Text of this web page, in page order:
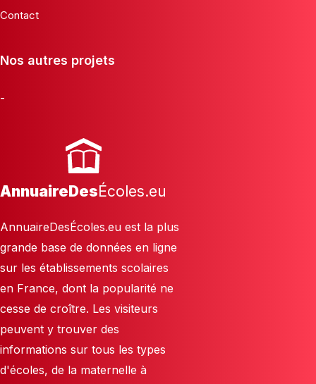
Contact
Nos autres projets
-
AnnuaireDesÉcoles.eu
AnnuaireDesÉcoles.eu est la plus
grande base de données en ligne
sur les établissements scolaires
en France, dont la popularité ne
cesse de croître. Les visiteurs
peuvent y trouver des
informations sur tous les types
d'écoles, de la maternelle à